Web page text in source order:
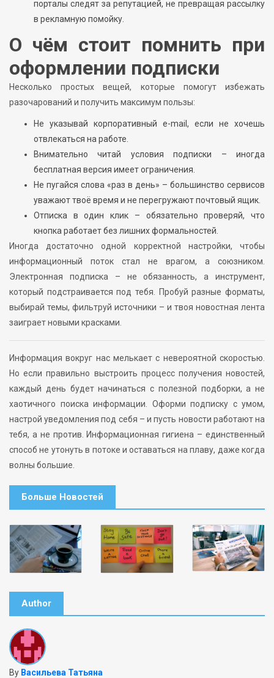
порталы следят за репутацией, не превращая рассылку
в рекламную помойку.
О чём стоит помнить при
оформлении подписки
Несколько простых вещей, которые помогут избежать
разочарований и получить максимум пользы:
Не указывай корпоративный e-mail, если не хочешь
отвлекаться на работе.
Внимательно читай условия подписки – иногда
бесплатная версия имеет ограничения.
Не пугайся слова «раз в день» – большинство сервисов
уважают твоё время и не перегружают почтовый ящик.
Отписка в один клик – обязательно проверяй, что
кнопка работает без лишних формальностей.
Иногда достаточно одной корректной настройки, чтобы
информационный поток стал не врагом, а союзником.
Электронная подписка – не обязанность, а инструмент,
который подстраивается под тебя. Пробуй разные форматы,
выбирай темы, фильтруй источники – и твоя новостная лента
заиграет новыми красками.
Информация вокруг нас мелькает с невероятной скоростью.
Но если правильно выстроить процесс получения новостей,
каждый день будет начинаться с полезной подборки, а не
хаотичного поиска информации. Оформи подписку с умом,
настрой уведомления под себя – и пусть новости работают на
тебя, а не против. Информационная гигиена – единственный
способ не утонуть в потоке и оставаться на плаву, даже когда
волны большие.
Больше Новостей
Author
By Васильева Татьяна